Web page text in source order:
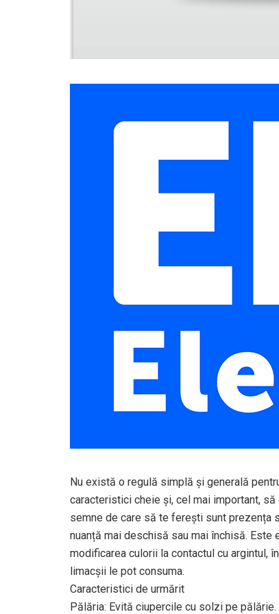
Nu există o regulă simplă și generală
caracteristici cheie și, cel mai important,
semne de care să te ferești sunt prezența
nuanță mai deschisă sau mai închisă.
modificarea culorii la contactul cu argintul,
limacșii le pot consuma.
Caracteristici de urmărit
Pălăria: Evită ciupercile cu solzi pe